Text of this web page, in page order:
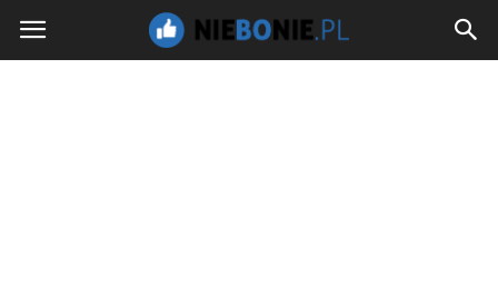
NieBoNie.pl